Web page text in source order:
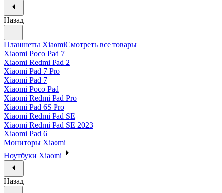
Назад
Планшеты XiaomiСмотреть все товары
Xiaomi Poco Pad 7
Xiaomi Redmi Pad 2
Xiaomi Pad 7 Pro
Xiaomi Pad 7
Xiaomi Poco Pad
Xiaomi Redmi Pad Pro
Xiaomi Pad 6S Pro
Xiaomi Redmi Pad SE
Xiaomi Redmi Pad SE 2023
Xiaomi Pad 6
Мониторы Xiaomi
Ноутбуки Xiaomi
Назад